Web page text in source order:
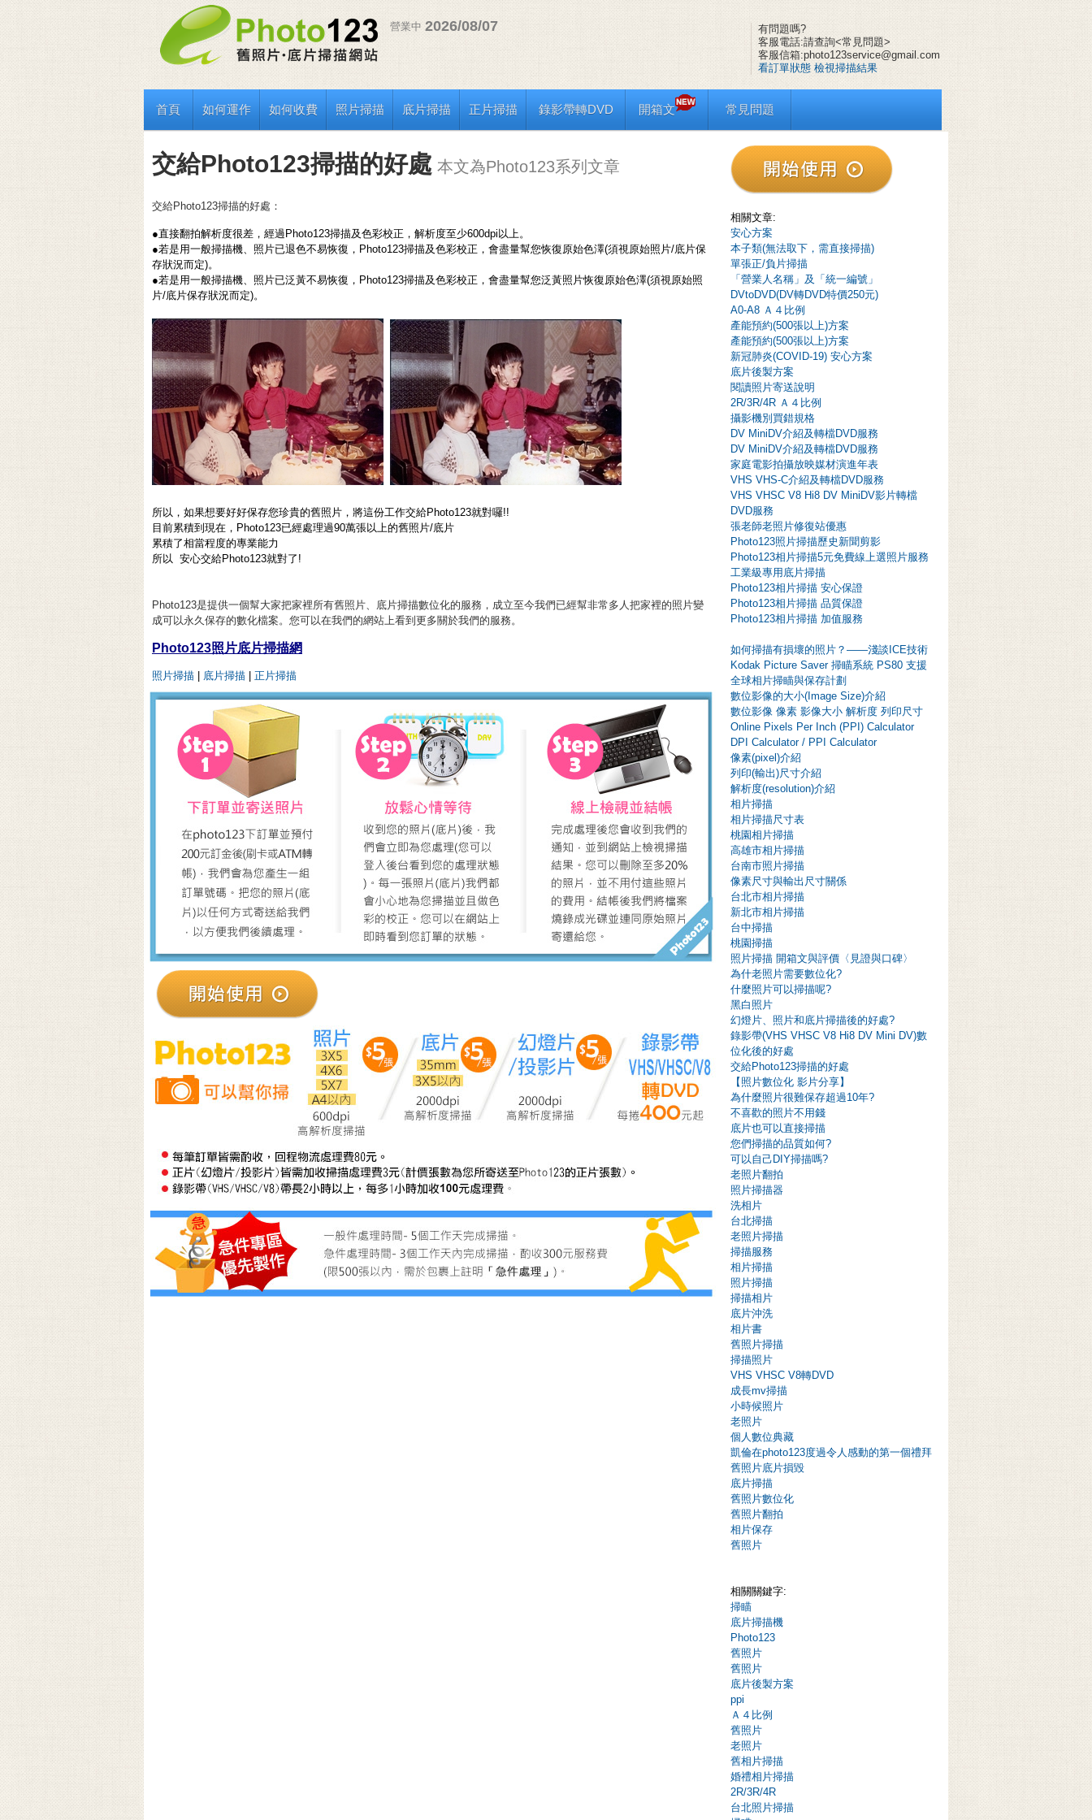
營業中 2026/08/07
有問題嗎?
客服電話:請查詢<常見問題>
客服信箱:photo123service@gmail.com
看訂單狀態 檢視掃描結果
首頁 如何運作 如何收費 照片掃描 底片掃描 正片掃描 錄影帶轉DVD 開箱文 常見問題
交給Photo123掃描的好處 本文為Photo123系列文章
交給Photo123掃描的好處：
●直接翻拍解析度很差，經過Photo123掃描及色彩校正，解析度至少600dpi以上。
●若是用一般掃描機、照片已退色不易恢復，Photo123掃描及色彩校正，會盡量幫您恢復原始色澤(須視原始照片/底片保
存狀況而定)。
●若是用一般掃描機、照片已泛黃不易恢復，Photo123掃描及色彩校正，會盡量幫您泛黃照片恢復原始色澤(須視原始照
片/底片保存狀況而定)。
所以，如果想要好好保存您珍貴的舊照片，將這份工作交給Photo123就對囉!!
目前累積到現在，Photo123已經處理過90萬張以上的舊照片/底片
累積了相當程度的專業能力
所以 安心交給Photo123就對了!
Photo123是提供一個幫大家把家裡所有舊照片、底片掃描數位化的服務，成立至今我們已經幫非常多人把家裡的照片變
成可以永久保存的數化檔案。您可以在我們的網站上看到更多關於我們的服務。
Photo123照片底片掃描網
照片掃描 底片掃描 正片掃描
相關文章:
安心方案
本子類(無法取下，需直接掃描)
單張正/負片掃描
「營業人名稱」及「統一編號」
DVtoDVD(DV轉DVD特價250元)
A0-A8 Ａ４比例
產能預約(500張以上)方案
產能預約(500張以上)方案
新冠肺炎(COVID-19) 安心方案
底片後製方案
閱讀照片寄送說明
2R/3R/4R Ａ４比例
攝影機別買錯規格
DV MiniDV介紹及轉檔DVD服務
DV MiniDV介紹及轉檔DVD服務
家庭電影拍攝放映媒材演進年表
VHS VHS-C介紹及轉檔DVD服務
VHS VHSC V8 Hi8 DV MiniDV影片轉檔
DVD服務
張老師老照片修復站優惠
Photo123照片掃描歷史新聞剪影
Photo123相片掃描5元免費線上選照片服務
工業級專用底片掃描
Photo123相片掃描 安心保證
Photo123相片掃描 品質保證
Photo123相片掃描 加值服務
如何掃描有損壞的照片？——淺談ICE技術
Kodak Picture Saver 掃瞄系統 PS80 支援
全球相片掃瞄與保存計劃
數位影像的大小(Image Size)介紹
數位影像 像素 影像大小 解析度 列印尺寸
Online Pixels Per Inch (PPI) Calculator
DPI Calculator / PPI Calculator
像素(pixel)介紹
列印(輸出)尺寸介紹
解析度(resolution)介紹
相片掃描
相片掃描尺寸表
桃園相片掃描
高雄市相片掃描
台南市照片掃描
像素尺寸與輸出尺寸關係
台北市相片掃描
新北市相片掃描
台中掃描
桃園掃描
照片掃描 開箱文與評價〈見證與口碑〉
為什老照片需要數位化?
什麼照片可以掃描呢?
黑白照片
幻燈片、照片和底片掃描後的好處?
錄影帶(VHS VHSC V8 Hi8 DV Mini DV)數
位化後的好處
交給Photo123掃描的好處
【照片數位化 影片分享】
為什麼照片很難保存超過10年?
不喜歡的照片不用錢
底片也可以直接掃描
您們掃描的品質如何?
可以自己DIY掃描嗎?
老照片翻拍
照片掃描器
洗相片
台北掃描
老照片掃描
掃描服務
相片掃描
照片掃描
掃描相片
底片沖洗
相片書
舊照片掃描
掃描照片
VHS VHSC V8轉DVD
成長mv掃描
小時候照片
老照片
個人數位典藏
凱倫在photo123度過令人感動的第一個禮拜
舊照片底片損毀
底片掃描
舊照片數位化
舊照片翻拍
相片保存
舊照片
相關關鍵字:
掃瞄
底片掃描機
Photo123
舊照片
舊照片
底片後製方案
ppi
Ａ４比例
舊照片
老照片
舊相片掃描
婚禮相片掃描
2R/3R/4R
台北照片掃描